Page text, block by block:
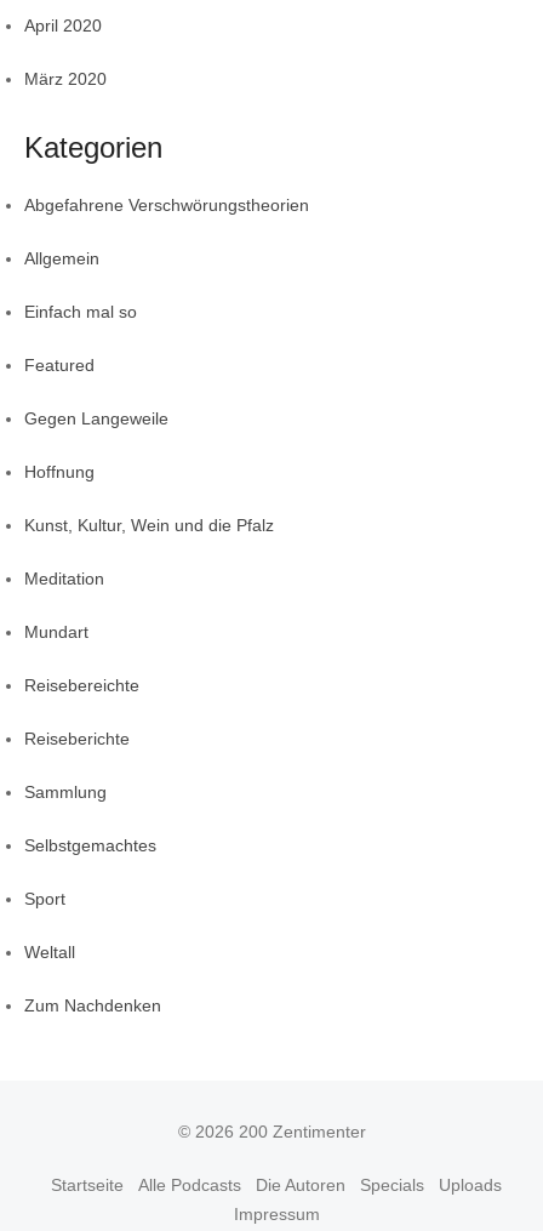
April 2020
März 2020
Kategorien
Abgefahrene Verschwörungstheorien
Allgemein
Einfach mal so
Featured
Gegen Langeweile
Hoffnung
Kunst, Kultur, Wein und die Pfalz
Meditation
Mundart
Reisebereichte
Reiseberichte
Sammlung
Selbstgemachtes
Sport
Weltall
Zum Nachdenken
© 2026 200 Zentimenter
Startseite Alle Podcasts Die Autoren Specials
Uploads
Impressum